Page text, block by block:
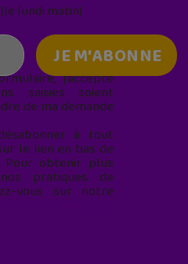
lundi matin)
j’accepte
saisies soient
de ma demande
à tout
le lien en bas de
Pour obtenir plus
pratiques de
vous sur notre